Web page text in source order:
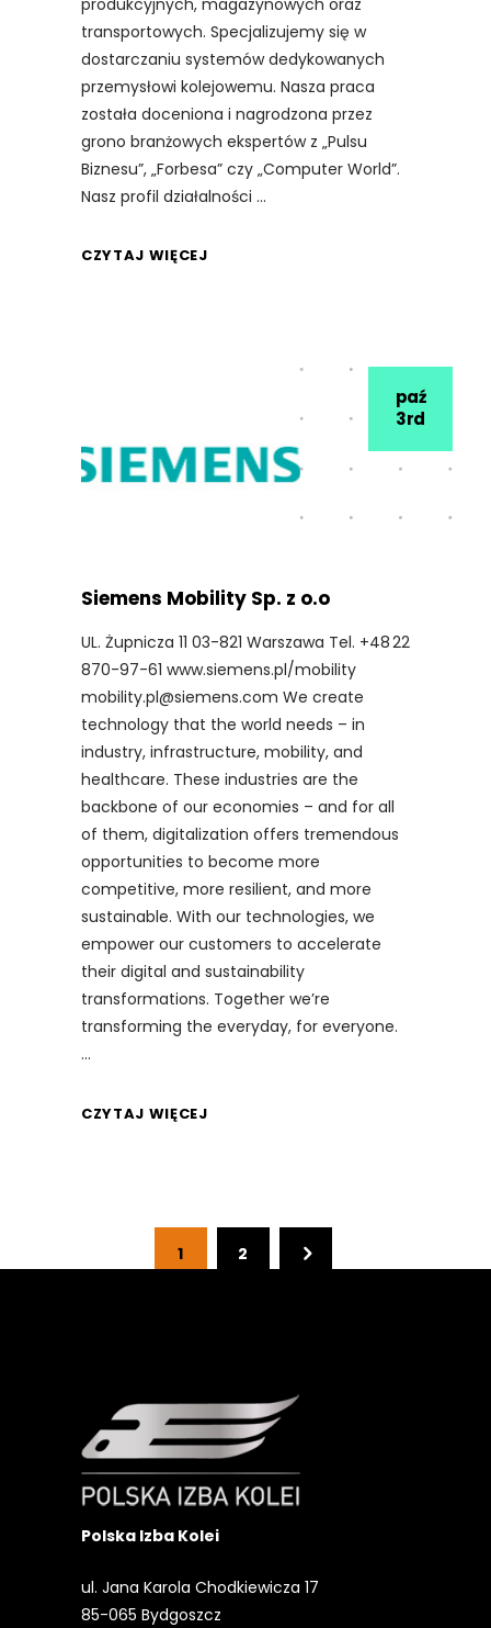
transportowych. Specjalizujemy się w
dostarczaniu systemów dedykowanych
przemysłowi kolejowemu. Nasza praca
została doceniona i nagrodzona przez
grono branżowych ekspertów z „Pulsu
Biznesu”, „Forbesa” czy „Computer World”.
Nasz profil działalności
CZYTAJ WIĘCEJ
paź
3rd
Siemens Mobility Sp. z o.o
UL. Żupnicza 11 03-821 Warszawa Tel. +48 22
870-97-61 www.siemens.pl/mobility
mobility.pl@siemens.com We create
technology that the world needs – in
industry, infrastructure, mobility, and
healthcare. These industries are the
backbone of our economies – and for all
of them, digitalization offers tremendous
opportunities to become more
competitive, more resilient, and more
sustainable. With our technologies, we
empower our customers to accelerate
their digital and sustainability
transformations. Together we’re
transforming the everyday, for everyone.
CZYTAJ WIĘCEJ
1 2
Polska Izba Kolei
ul. Jana Karola Chodkiewicza 17
85-065 Bydgoszcz